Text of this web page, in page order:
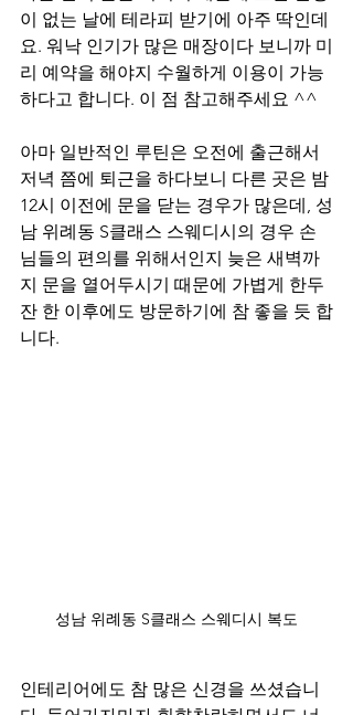
이 없는 날에 테라피 받기에 아주 딱인데
요. 워낙 인기가 많은 매장이다 보니까 미
리 예약을 해야지 수월하게 이용이 가능
하다고 합니다. 이 점 참고해주세요 ^^
아마 일반적인 루틴은 오전에 출근해서
저녁 쯤에 퇴근을 하다보니 다른 곳은 밤
12시 이전에 문을 닫는 경우가 많은데, 성
남 위례동 S클래스 스웨디시의 경우 손
님들의 편의를 위해서인지 늦은 새벽까
지 문을 열어두시기 때문에 가볍게 한두
잔 한 이후에도 방문하기에 참 좋을 듯 합
니다.
성남 위례동 S클래스 스웨디시 복도
인테리어에도 참 많은 신경을 쓰셨습니